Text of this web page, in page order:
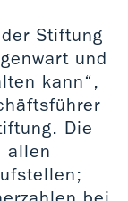
Stiftung
und
kann“,
Die
allen